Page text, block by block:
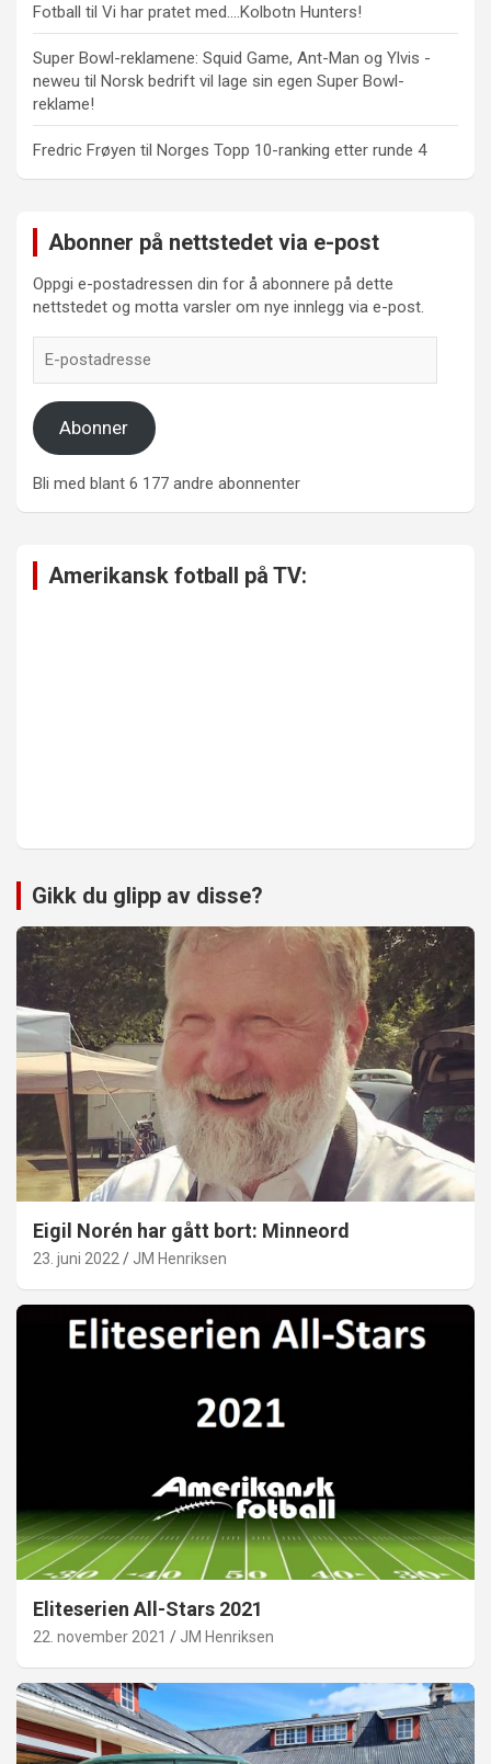
Fotball til Vi har pratet med….Kolbotn Hunters!
Super Bowl-reklamene: Squid Game, Ant-Man og Ylvis -
neweu til Norsk bedrift vil lage sin egen Super Bowl-
reklame!
Fredric Frøyen til Norges Topp 10-ranking etter runde 4
Abonner på nettstedet via e-post
Oppgi e-postadressen din for å abonnere på dette
nettstedet og motta varsler om nye innlegg via e-post.
postadresse
Abonner
Bli med blant 6 177 andre abonnenter
Amerikansk fotball på TV:
Gikk du glipp av disse?
Eigil Norén har gått bort: Minneord
23. juni 2022 JM Henriksen
Eliteserien All-Stars 2021
22. november 2021 JM Henriksen